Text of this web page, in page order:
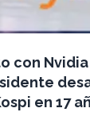
con
en 17